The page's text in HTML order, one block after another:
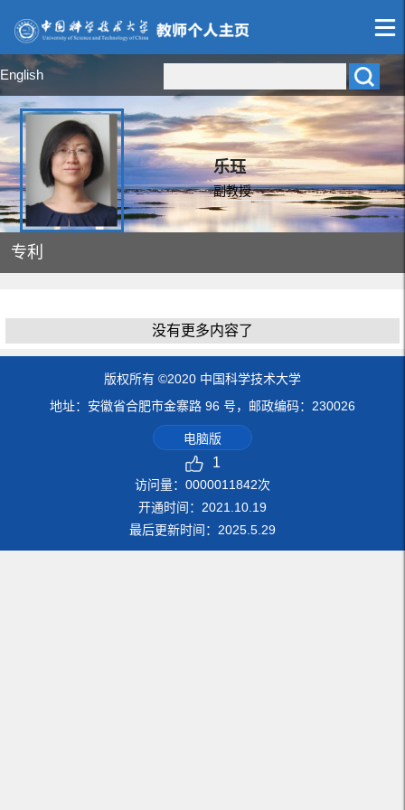
English
乐珏
副教授
专利
没有更多内容了
版权所有 ©2020 中国科学技术大学
地址：安徽省合肥市金寨路 96 号，邮政编码：230026
电脑版
1
访问量： 0000011842次
开通时间： 2021 10 19
最后更新时间： 2025 5 29